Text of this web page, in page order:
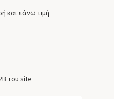
και πάνω τιμή
του site